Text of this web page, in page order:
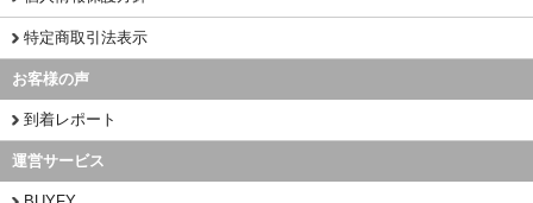
特定商取引法表示
お客様の声
到着レポート
運営サービス